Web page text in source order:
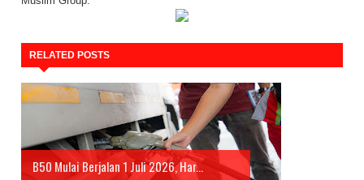
RELATED POSTS
B50 Mulai Berjalan 1 Juli 2026, Har...